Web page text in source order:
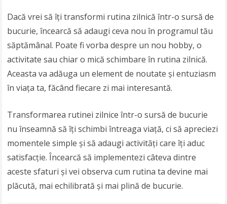
Dacă vrei să îți transformi rutina zilnică într-o sursă de
bucurie, încearcă să adaugi ceva nou în programul tău
săptămânal. Poate fi vorba despre un nou hobby, o
activitate sau chiar o mică schimbare în rutina zilnică.
Aceasta va adăuga un element de noutate și entuziasm
în viața ta, făcând fiecare zi mai interesantă.
Transformarea rutinei zilnice într-o sursă de bucurie
nu înseamnă să îți schimbi întreaga viață, ci să apreciezi
momentele simple și să adaugi activități care îți aduc
satisfacție. Încearcă să implementezi câteva dintre
aceste sfaturi și vei observa cum rutina ta devine mai
plăcută, mai echilibrată și mai plină de bucurie.